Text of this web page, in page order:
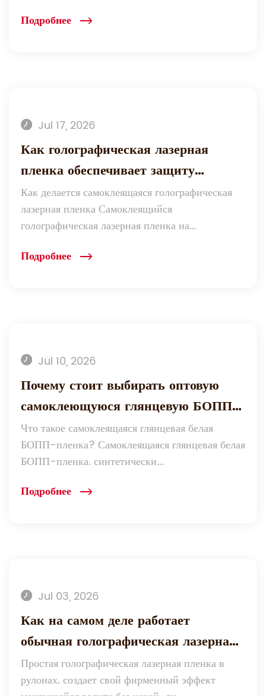
Подробнее
Jul 17, 2026
Как голографическая лазерная
пленка обеспечивает защиту
упаковки от подделки?
Как делается самоклеящаяся голографическая
лазерная пленка Самоклеящийся
голографическая лазерная пленка на...
Подробнее
Jul 10, 2026
Почему стоит выбирать оптовую
самоклеющуюся глянцевую БОПП
белого цвета для ваших нужд в
маркировке?
Что такое самоклеящаяся глянцевая белая
БОПП-пленка? Самоклеящаяся глянцевая белая
БОПП-пленка. синтетически...
Подробнее
Jul 03, 2026
Как на самом деле работает
обычная голографическая лазерная
пленка в рулонах?
Простая голографическая лазерная пленка в
рулонах. создает свой фирменный эффект